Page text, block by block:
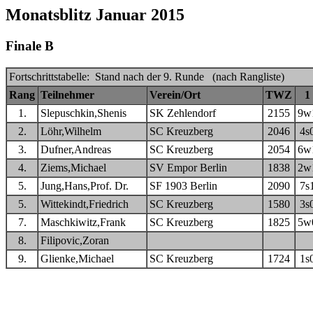
Monatsblitz Januar 2015
Finale B
Fortschrittstabelle: Stand nach der 9. Runde (nach Rangliste)
Rang Teilnehmer Verein/Ort TWZ
1
1.
Slepuschkin,Shenis SK Zehlendorf 2155
2.
Löhr,Wilhelm SC Kreuzberg 2046
3.
Dufner,Andreas SC Kreuzberg 2054
4.
Ziems,Michael SV Empor Berlin 1838
5.
Jung,Hans,Prof. Dr. SF 1903 Berlin 2090
5.
Wittekindt,Friedrich SC Kreuzberg 1580
7.
Maschkiwitz,Frank SC Kreuzberg 1825
8.
Filipovic,Zoran
9.
Glienke,Michael SC Kreuzberg 1724